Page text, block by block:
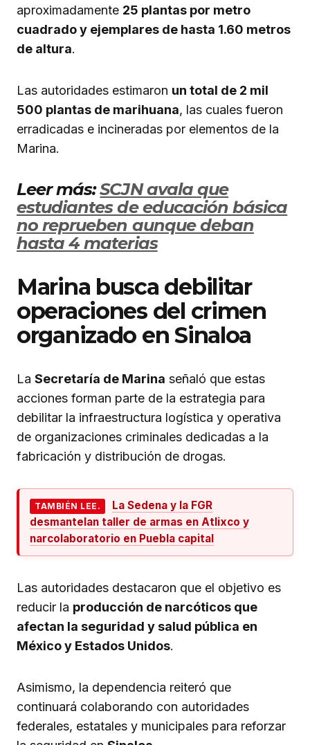
aproximadamente 25 plantas por metro
cuadrado y ejemplares de hasta 1.60 metros
de altura.
Las autoridades estimaron un total de 2 mil
500 plantas de marihuana, las cuales fueron
erradicadas e incineradas por elementos de la
Marina.
Leer más:SCJN avala que
estudiantes de educación básica
no reprueben aunque deban
hasta 4 materias
Marina busca debilitar
operaciones del crimen
organizado en Sinaloa
La Secretaría de Marina señaló que estas
acciones forman parte de la estrategia para
debilitar la infraestructura logística y operativa
de organizaciones criminales dedicadas a la
fabricación y distribución de drogas.
TAMBIÉN LEE.
La Sedena y la FGR
desmantelan taller de armas en Atlixco y
narcolaboratorio en Puebla capital
Las autoridades destacaron que el objetivo es
reducir la producción de narcóticos que
afectan la seguridad y salud pública en
México y Estados Unidos.
Asimismo, la dependencia reiteró que
continuará colaborando con autoridades
federales, estatales y municipales para reforzar